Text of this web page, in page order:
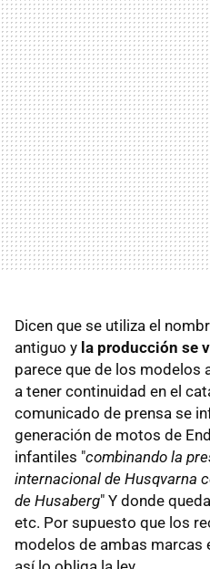
Dicen que se utiliza el
antiguo y la producción se
parece que de los modelos
a tener continuidad en el
comunicado de prensa se
generación de motos de
infantiles "combinando la
internacional de Husqvarna
de Husaberg" Y donde
etc. Por supuesto que los
modelos de ambas marcas